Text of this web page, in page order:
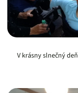
V krásny slnečný